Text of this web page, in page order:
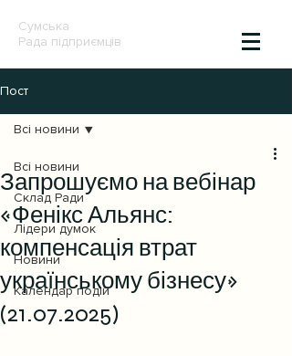
Сумська
Рада підприємців
Пост
Всі новини
Склад Ради
Лідери думок
Новини
Календар подій
Всі новини
Запрошуємо на вебінар
«Фенікс Альянс:
компенсація втрат
українському бізнесу»
(21.07.2025)